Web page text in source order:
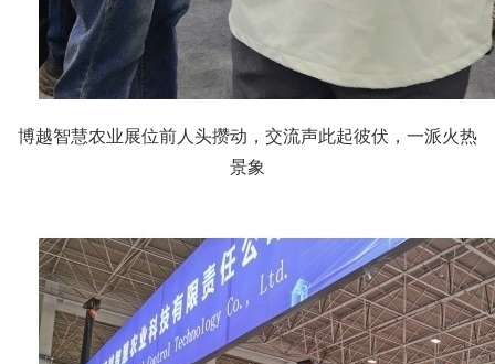
博越智慧农业展位前人头攒动， 交流声此起彼伏，一派火热
景象